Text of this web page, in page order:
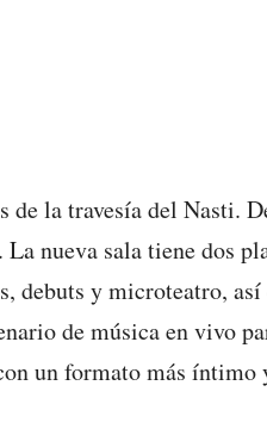
de la travesía del Nasti.
nueva sala tiene dos
debuts y microteatro,
de música en vivo
un formato más íntimo